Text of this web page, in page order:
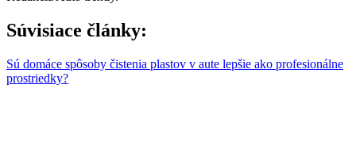
Súvisiace články:
Sú domáce spôsoby čistenia plastov v aute lepšie ako profesionálne
prostriedky?